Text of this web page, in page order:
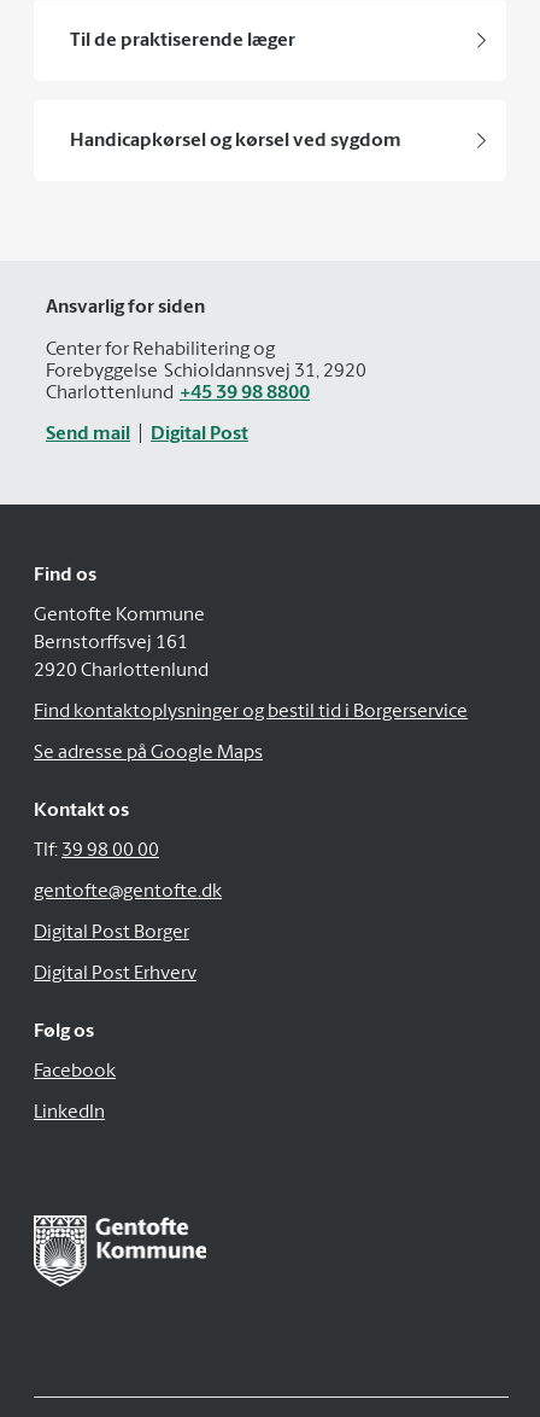
Til de praktiserende læger
Handicapkørsel og kørsel ved sygdom
Ansvarlig for siden
Center for Rehabilitering og
Forebyggelse Schioldannsvej 31, 2920
Charlottenlund +45 39 98 8800
Send mail Digital Post
Find os
Gentofte Kommune
Bernstorffsvej 161
2920 Charlottenlund
Find kontaktoplysninger og bestil tid i Borgerservice
Se adresse på Google Maps
Kontakt os
Tlf: 39 98 00 00
gentofte@gentofte.dk
Digital Post Borger
Digital Post Erhverv
Følg os
Facebook
LinkedIn